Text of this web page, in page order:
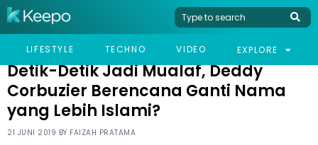
LIFESTYLE TECHNO VIDEO EXPLORE
HOME CELEB
DETIK-DETIK JADI MUALAF, DEDDY CORBUZIER BERENCANA GANTI
Detik-Detik Jadi Mualaf, Deddy
Corbuzier Berencana Ganti Nama
yang Lebih Islami?
21 JUNI 2019 BY FAIZAH PRATAMA